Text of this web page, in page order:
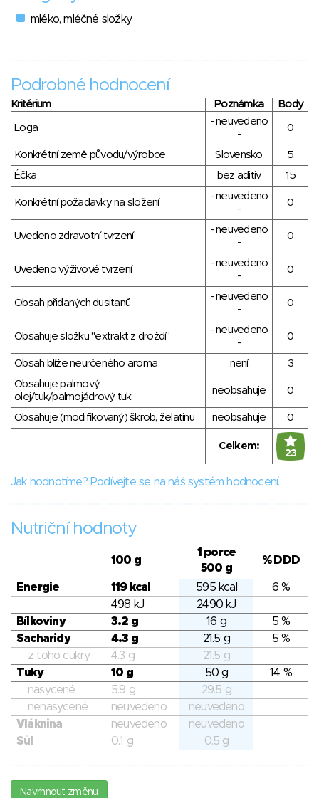
mléko, mléčné složky
Podrobné hodnocení
Kritérium Poznámka Body
Loga
- neuvedeno
-
0
Konkrétní země původu/výrobce Slovensko
5
Éčka
bez aditiv 15
Konkrétní požadavky na složení
- neuvedeno
-
0
Uvedeno zdravotní tvrzení
- neuvedeno
-
0
Uvedeno výživové tvrzení
- neuvedeno
-
0
Obsah přidaných dusitanů
- neuvedeno
-
0
Obsahuje složku "extrakt z droždí"
- neuvedeno
-
0
Obsah blíže neurčeného aroma není
3
Obsahuje palmový
olej/tuk/palmojádrový tuk
neobsahuje 0
Obsahuje (modifikovaný) škrob, želatinu neobsahuje 0
Celkem:
23
Jak hodnotíme? Podívejte se na náš systém hodnocení.
Nutriční hodnoty
100 g
1 porce
500 g
% DDD
Energie 119 kcal 595 kcal
6 %
498 kJ
2490 kJ
Bílkoviny
3.2 g 16 g
5 %
Sacharidy
4.3 g 21.5 g
5 %
z toho cukry
4.3 g
21.5 g
Tuky
10 g 50 g
14 %
nasycené
5.9 g
29.5 g
nenasycené
neuvedeno
neuvedeno
Vláknina
neuvedeno
neuvedeno
Sůl
0.1 g 0.5 g
Navrhnout změnu